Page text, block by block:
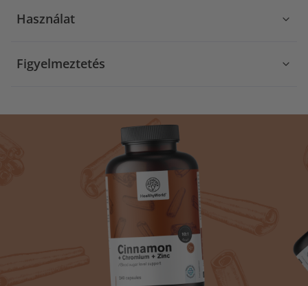
Használat
Figyelmeztetés